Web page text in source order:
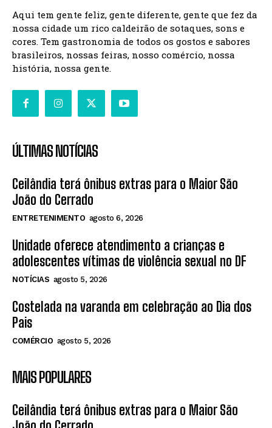
Aqui tem gente feliz, gente diferente, gente que fez da
nossa cidade um rico caldeirão de sotaques, sons e
cores. Tem gastronomia de todos os gostos e sabores
brasileiros, nossas feiras, nosso comércio, nossa
história, nossa gente.
ÚLTIMAS NOTÍCIAS
Ceilândia terá ônibus extras para o Maior São
João do Cerrado
ENTRETENIMENTO agosto 6, 2026
Unidade oferece atendimento a crianças e
adolescentes vítimas de violência sexual no DF
NOTÍCIAS agosto 5, 2026
Costelada na varanda em celebração ao Dia dos
Pais
COMÉRCIO agosto 5, 2026
MAIS POPULARES
Ceilândia terá ônibus extras para o Maior São